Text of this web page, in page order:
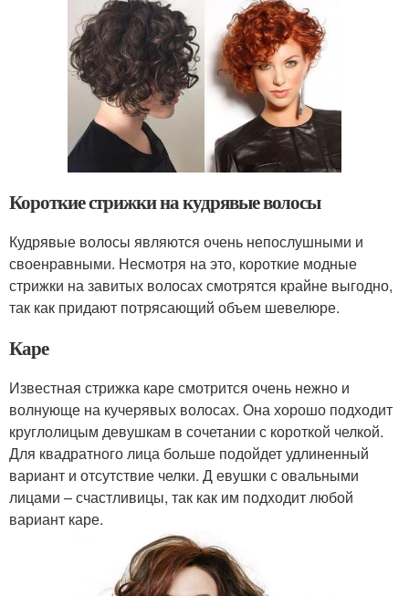
Короткие стрижки на кудрявые волосы
Кудрявые волосы являются очень непослушными и
своенравными. Несмотря на это, короткие модные
стрижки на завитых волосах смотрятся крайне выгодно,
так как придают потрясающий объем шевелюре.
Каре
Известная стрижка каре смотрится очень нежно и
волнующе на кучерявых волосах. Она хорошо подходит
круглолицым девушкам в сочетании с короткой челкой.
Для квадратного лица больше подойдет удлиненный
вариант и отсутствие челки. Д евушки с овальными
лицами – счастливицы, так как им подходит любой
вариант каре.